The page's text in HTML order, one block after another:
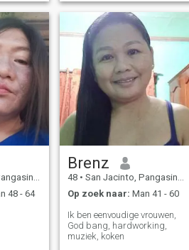
Filipijnen
48 - 64
Brenz
48 • San Jacinto, Pangasinan, Filipijnen
Op zoek naar: Man 41 - 60
Ik ben eenvoudige vrouwen,
God bang, hardworking,
muziek, koken